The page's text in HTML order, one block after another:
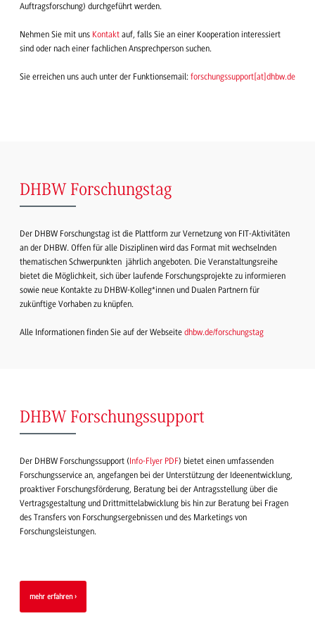
Auftragsforschung) durchgeführt werden.
Nehmen Sie mit uns Kontakt auf, falls Sie an einer Kooperation interessiert
sind oder nach einer fachlichen Ansprechperson suchen.
Sie erreichen uns auch unter der Funktionsemail: forschungssupport at dhbw.de
DHBW Forschungstag
Der DHBW Forschungstag ist die Plattform zur Vernetzung von FIT-Aktivitäten
an der DHBW. Offen für alle Disziplinen wird das Format mit wechselnden
thematischen Schwerpunkten jährlich angeboten. Die Veranstaltungsreihe
bietet die Möglichkeit, sich über laufende Forschungsprojekte zu informieren
sowie neue Kontakte zu DHBW-Kolleg*innen und Dualen Partnern für
zukünftige Vorhaben zu knüpfen.
Alle Informationen finden Sie auf der Webseite dhbw.de/forschungstag
DHBW Forschungssupport
Der DHBW Forschungssupport (Info-Flyer PDF) bietet einen umfassenden
Forschungsservice an, angefangen bei der Unterstützung der Ideenentwicklung,
proaktiver Forschungsförderung, Beratung bei der Antragsstellung über die
Vertragsgestaltung und Drittmittelabwicklung bis hin zur Beratung bei Fragen
des Transfers von Forschungsergebnissen und des Marketings von
Forschungsleistungen.
mehr erfahren